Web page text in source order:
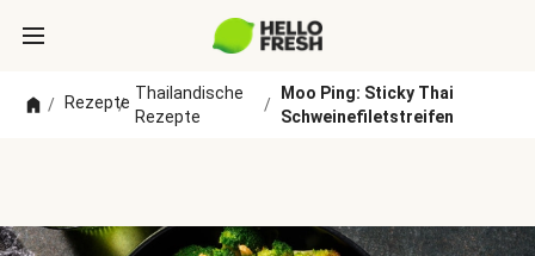
/ Rezepte
/
Thailandische
Rezepte
/
Moo Ping: Sticky Thai
Schweinefiletstreifen